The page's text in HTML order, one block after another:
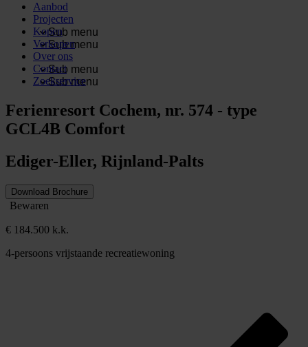
Aanbod
Projecten
Sub menu
Kopen
Sub menu
Verkopen
Over ons
Sub menu
Contact
Sub menu
Zoekservice
Ferienresort Cochem, nr. 574 - type
GCL4B Comfort
Ediger-Eller, Rijnland-Palts
Download Brochure
Bewaren
€ 184.500 k.k.
4-persoons vrijstaande recreatiewoning